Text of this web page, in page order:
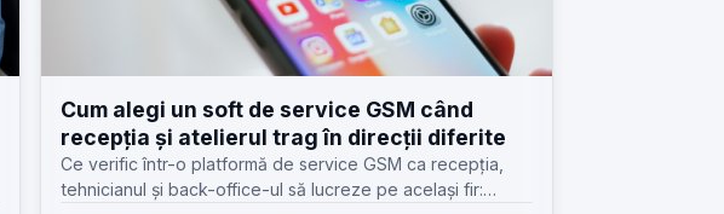
Cum alegi un soft de service GSM când
recepția și atelierul trag în direcții diferite
Ce verific într-o platformă de service GSM ca recepția,
tehnicianul și back-office-ul să lucreze pe același fir: